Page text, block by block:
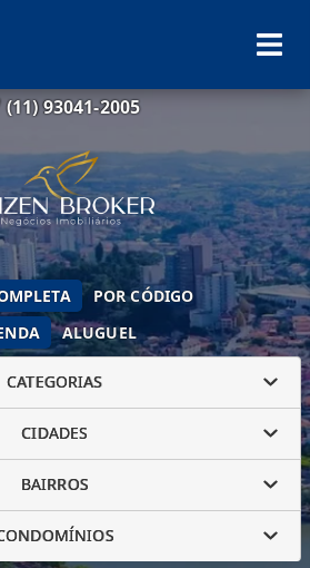
(11) 93041-2005
ALUGUEL
POR CÓDIGO
CATEGORIAS
CIDADES
BAIRROS